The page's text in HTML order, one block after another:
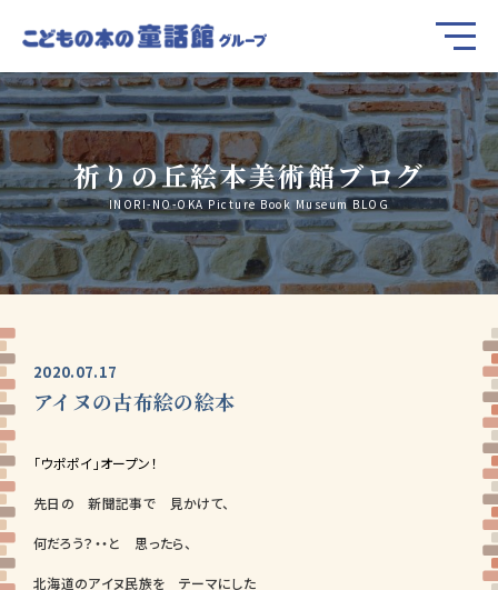
祈りの丘絵本美術館ブログ
INORI-NO-OKA Picture Book Museum BLOG
2020.07.17
アイヌの古布絵の絵本
「ウポポイ」オープン！
先日の 新聞記事で 見かけて、
何だろう？・・と 思ったら、
北海道のアイヌ民族を テーマにした